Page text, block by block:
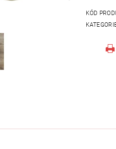
KÓD